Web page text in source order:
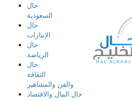
إذهب
المحتوى
حال
السعودية
حال
الإمارات
حال
الرياضة
حال
الثقافة
والفن والمشاهير
حال المال والاقتصاد